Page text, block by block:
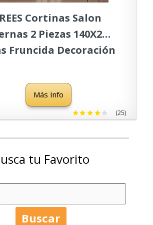
Cortinas Salon
2 Piezas 140X240
Fruncida Decoración
Salon Cocina
Comedor Baño
Blanco+Gris
Más Info
(25)
tu Favorito
Buscar